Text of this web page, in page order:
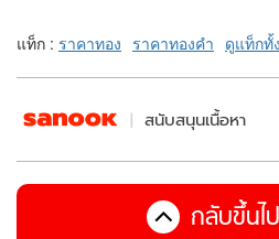
แท็ก : ราคาทอง ราคาทองคำ ดูแท็กทั้
สนับสนุนเนื้อหา
กลับขึ้นไ